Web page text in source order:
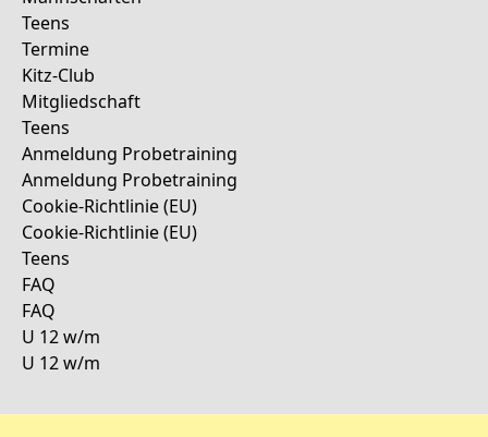
Teens
Termine
Kitz-Club
Mitgliedschaft
Teens
Anmeldung Probetraining
Anmeldung Probetraining
Cookie-Richtlinie (EU)
Cookie-Richtlinie (EU)
Teens
FAQ
FAQ
U 12 w/m
U 12 w/m